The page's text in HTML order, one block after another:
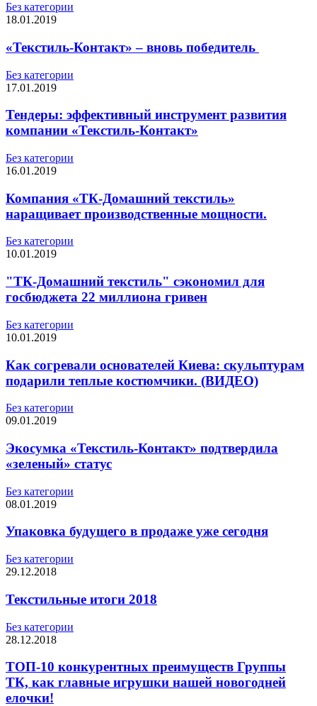
Без категории
18.01.2019
«Текстиль-Контакт» – вновь победитель
Без категории
17.01.2019
Тендеры: эффективный инструмент развития
компании «Текстиль-Контакт»
Без категории
16.01.2019
Компания «ТК-Домашний текстиль»
наращивает производственные мощности.
Без категории
10.01.2019
"ТК-Домашний текстиль" сэкономил для
госбюджета 22 миллиона гривен
Без категории
10.01.2019
Как согревали основателей Киева: скульптурам
подарили теплые костюмчики. (ВИДЕО)
Без категории
09.01.2019
Экосумка «Текстиль-Контакт» подтвердила
«зеленый» статус
Без категории
08.01.2019
Упаковка будущего в продаже уже сегодня
Без категории
29.12.2018
Текстильные итоги 2018
Без категории
28.12.2018
ТОП-10 конкурентных преимуществ Группы
ТК, как главные игрушки нашей новогодней
елочки!